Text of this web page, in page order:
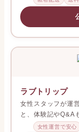
業界最大手の安心
で、家族にバレず
匿名配送 送